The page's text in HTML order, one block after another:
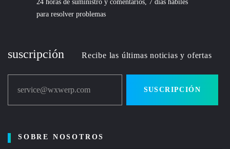
24 horas de suministro y comentarios, 7 días hábiles
para resolver problemas
suscripción Recibe las últimas noticias y ofertas
service@wxwerp.com SUSCRIPCIÓN
SOBRE NOSOTROS